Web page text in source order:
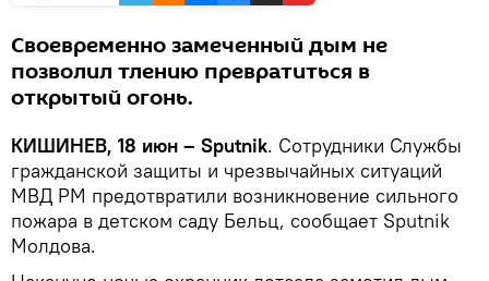
Своевременно замеченный дым не
позволил тлению превратиться в
открытый огонь.
КИШИНЕВ, 18 июн – Sputnik. Сотрудники Службы
гражданской защиты и чрезвычайных ситуаций
МВД РМ предотвратили возникновение сильного
пожара в детском саду Бельц, сообщает Sputnik
Молдова.